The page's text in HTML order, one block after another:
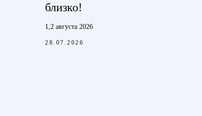
близко!
1,2 августа 2026
28.07.2026